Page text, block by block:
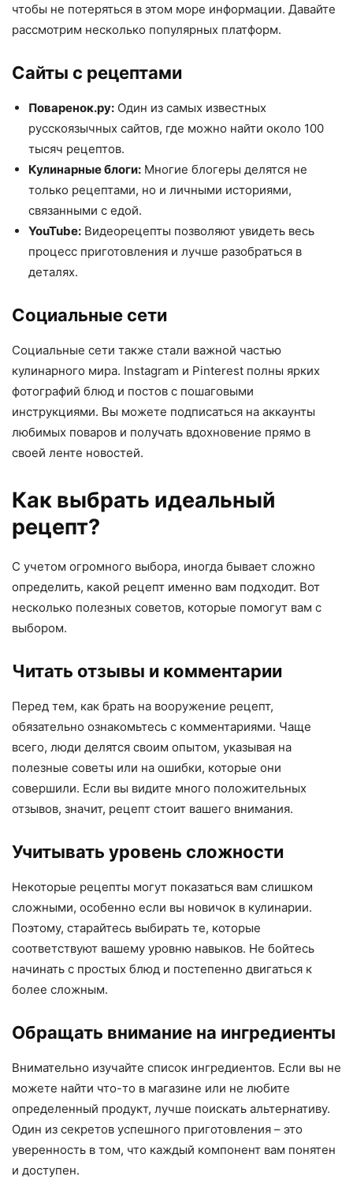
чтобы не потеряться в этом море информации. Давайте
рассмотрим несколько популярных платформ.
Сайты с рецептами
Поваренок.ру: Один из самых известных
русскоязычных сайтов, где можно найти около 100
тысяч рецептов.
Кулинарные блоги: Многие блогеры делятся не
только рецептами, но и личными историями,
связанными с едой.
YouTube: Видеорецепты позволяют увидеть весь
процесс приготовления и лучше разобраться в
деталях.
Социальные сети
Социальные сети также стали важной частью
кулинарного мира. Instagram и Pinterest полны ярких
фотографий блюд и постов с пошаговыми
инструкциями. Вы можете подписаться на аккаунты
любимых поваров и получать вдохновение прямо в
своей ленте новостей.
Как выбрать идеальный
рецепт?
С учетом огромного выбора, иногда бывает сложно
определить, какой рецепт именно вам подходит. Вот
несколько полезных советов, которые помогут вам с
выбором.
Читать отзывы и комментарии
Перед тем, как брать на вооружение рецепт,
обязательно ознакомьтесь с комментариями. Чаще
всего, люди делятся своим опытом, указывая на
полезные советы или на ошибки, которые они
совершили. Если вы видите много положительных
отзывов, значит, рецепт стоит вашего внимания.
Учитывать уровень сложности
Некоторые рецепты могут показаться вам слишком
сложными, особенно если вы новичок в кулинарии.
Поэтому, старайтесь выбирать те, которые
соответствуют вашему уровню навыков. Не бойтесь
начинать с простых блюд и постепенно двигаться к
более сложным.
Обращать внимание на ингредиенты
Внимательно изучайте список ингредиентов. Если вы не
можете найти что-то в магазине или не любите
определенный продукт, лучше поискать альтернативу.
Один из секретов успешного приготовления – это
уверенность в том, что каждый компонент вам понятен
и доступен.